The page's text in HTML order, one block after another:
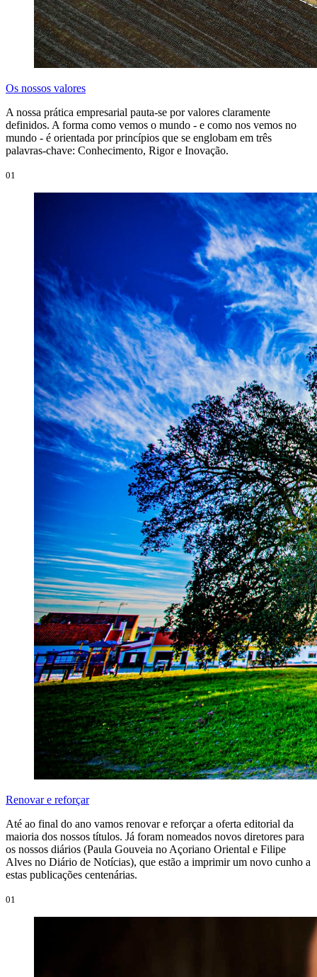
Os nossos valores
A nossa prática empresarial pauta-se por valores claramente
definidos. A forma como vemos o mundo - e como nos vemos no
mundo - é orientada por princípios que se englobam em três
palavras-chave: Conhecimento, Rigor e Inovação.
01
Renovar e reforçar
Até ao final do ano vamos renovar e reforçar a oferta editorial da
maioria dos nossos títulos. Já foram nomeados novos diretores para
os nossos diários (Paula Gouveia no Açoriano Oriental e Filipe
Alves no Diário de Notícias), que estão a imprimir um novo cunho a
estas publicações centenárias.
01